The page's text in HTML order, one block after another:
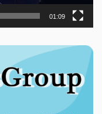
01:09